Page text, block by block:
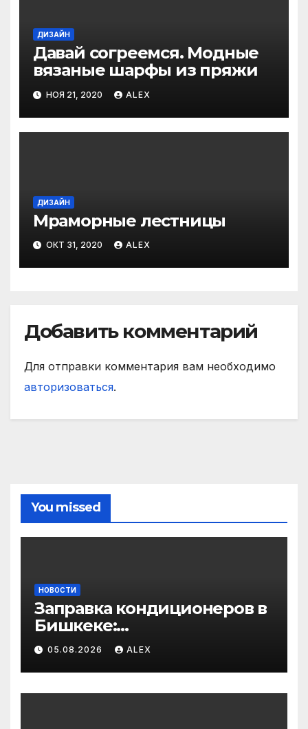
ДИЗАЙН
Давай согреемся. Модные
вязаные шарфы из пряжи
НОЯ 21, 2020 ALEX
ДИЗАЙН
Мраморные лестницы
ОКТ 31, 2020 ALEX
Добавить комментарий
Для отправки комментария вам необходимо
авторизоваться.
You missed
НОВОСТИ
Заправка кондиционеров в
Бишкеке:
профессиональные услуги
для дома и авто
05.08.2026 ALEX